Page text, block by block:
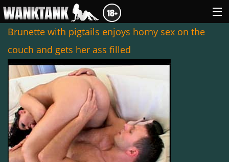
GENRES
ABOUT US
LOGIN
Brunette with pigtails enjoys horny sex on the
couch and gets her ass filled